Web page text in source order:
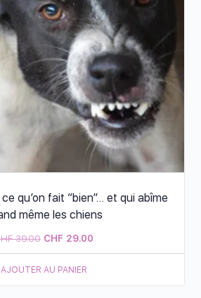
qu’on fait “bien”… et qui abîme
même les chiens
39.00 CHF 29.00
AJOUTER AU PANIER